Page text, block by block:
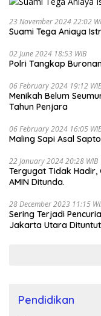
23 November 2024 22:02
Suami Tega Aniaya
02 June 2024 18:53 WIB
Polri Tangkap
06 February 2024 19:12
Menikah Belum
Tahun Penjara
06 February 2024 16:05
Maling Sapi Asal
22 January 2024 20:28 WIB
Tergugat Tidak Hadir,
AMIN Ditunda.
28 December 2023 11:15
Sering Terjadi
Jakarta Utara
Pendidikan